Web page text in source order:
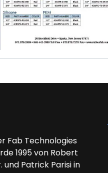
Fab Technologies
1995 von Robert
und Patrick Parisi in